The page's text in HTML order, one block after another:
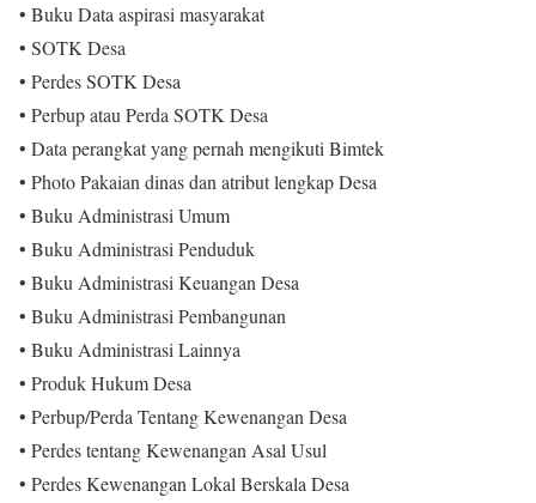
• Buku Data aspirasi masyarakat
• SOTK Desa
• Perdes SOTK Desa
• Perbup atau Perda SOTK Desa
• Data perangkat yang pernah mengikuti Bimtek
• Photo Pakaian dinas dan atribut lengkap Desa
• Buku Administrasi Umum
• Buku Administrasi Penduduk
• Buku Administrasi Keuangan Desa
• Buku Administrasi Pembangunan
• Buku Administrasi Lainnya
• Produk Hukum Desa
• Perbup/Perda Tentang Kewenangan Desa
• Perdes tentang Kewenangan Asal Usul
• Perdes Kewenangan Lokal Berskala Desa